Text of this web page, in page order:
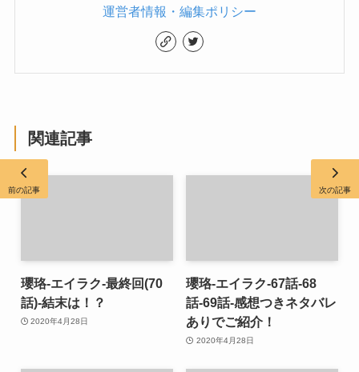
運営者情報・編集ポリシー
関連記事
瓔珞-エイラク-最終回(70
話)-結末は！？
2020年4月28日
瓔珞-エイラク-67話-68
話-69話-感想つきネタバレ
ありでご紹介！
2020年4月28日
前の記事 次の記事